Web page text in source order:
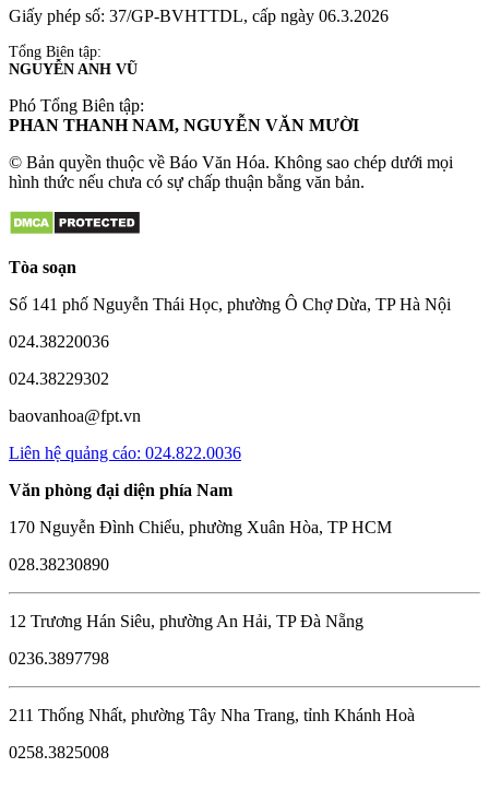
Giấy phép số: 37/GP-BVHTTDL, cấp ngày 06.3.2026
Tổng Biên tập:
NGUYỄN ANH VŨ
Phó Tổng Biên tập:
PHAN THANH NAM, NGUYỄN VĂN MƯỜI
© Bản quyền thuộc về Báo Văn Hóa. Không sao chép dưới mọi
hình thức nếu chưa có sự chấp thuận bằng văn bản.
Tòa soạn
Số 141 phố Nguyễn Thái Học, phường Ô Chợ Dừa, TP Hà Nội
024.38220036
024.38229302
baovanhoa@fpt.vn
Liên hệ quảng cáo: 024.822.0036
Văn phòng đại diện phía Nam
170 Nguyễn Đình Chiểu, phường Xuân Hòa, TP HCM
028.38230890
12 Trương Hán Siêu, phường An Hải, TP Đà Nẵng
0236.3897798
211 Thống Nhất, phường Tây Nha Trang, tỉnh Khánh Hoà
0258.3825008